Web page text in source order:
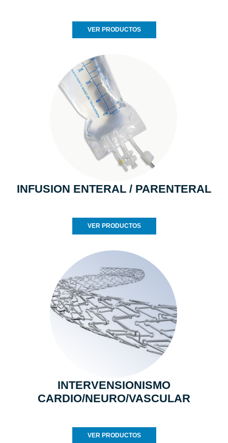
VER PRODUCTOS
INFUSION ENTERAL / PARENTERAL
VER PRODUCTOS
INTERVENSIONISMO
CARDIO/NEURO/VASCULAR
VER PRODUCTOS